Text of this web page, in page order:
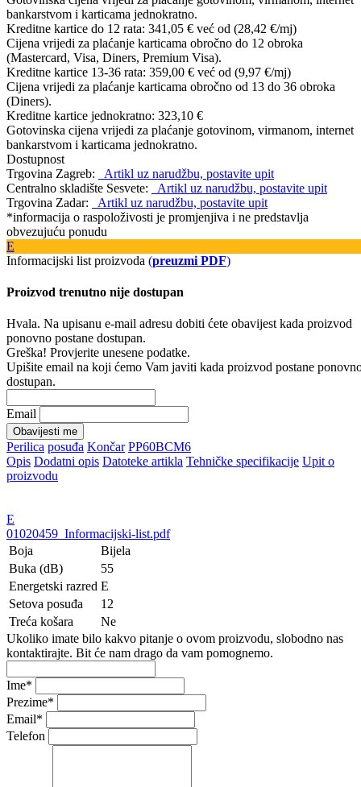
bankarstvom i karticama jednokratno.
Kreditne kartice do 12 rata: 341,05 € već od (28,42 €/mj)
Cijena vrijedi za plaćanje karticama obročno do 12 obroka
(Mastercard, Visa, Diners, Premium Visa).
Kreditne kartice 13-36 rata: 359,00 € već od (9,97 €/mj)
Cijena vrijedi za plaćanje karticama obročno od 13 do 36 obroka
(Diners).
Kreditne kartice jednokratno: 323,10 €
Gotovinska cijena vrijedi za plaćanje gotovinom, virmanom, internet
bankarstvom i karticama jednokratno.
Dostupnost
Trgovina Zagreb:
Artikl uz narudžbu, postavite upit
Centralno skladište Sesvete:
Artikl uz narudžbu, postavite upit
Trgovina Zadar:
Artikl uz narudžbu, postavite upit
*informacija o raspoloživosti je promjenjiva i ne predstavlja
obvezujuću ponudu
E
Informacijski list proizvoda (preuzmi PDF)
Proizvod trenutno nije dostupan
Hvala. Na upisanu e-mail adresu dobiti ćete obavijest kada proizvod
ponovno postane dostupan.
Greška! Provjerite unesene podatke.
Upišite email na koji ćemo Vam javiti kada proizvod postane
dostupan.
Email
Obavijesti me
Perilica posuđa Končar PP60BCM6
Opis Dodatni opis Datoteke artikla Tehničke specifikacije Upit o
proizvodu
E
01020459_Informacijski-list.pdf
Boja
Bijela
Buka (dB)
55
Energetski razred E
Setova posuđa
12
Treća košara
Ne
Ukoliko imate bilo kakvo pitanje o ovom proizvodu, slobodno nas
kontaktirajte. Bit će nam drago da vam pomognemo.
Ime*
Prezime*
Email*
Telefon